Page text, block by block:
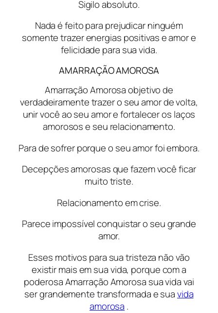
Sigilo absoluto.
Nada é feito para prejudicar ninguém
somente trazer energias positivas e amor e
felicidade para sua vida.
AMARRAÇÃO AMOROSA
Amarração Amorosa objetivo de
verdadeiramente trazer o seu amor de volta,
unir você ao seu amor e fortalecer os laços
amorosos e seu relacionamento.
Para de sofrer porque o seu amor foi embora.
Decepções amorosas que fazem você ficar
muito triste.
Relacionamento em crise.
Parece impossível conquistar o seu grande
amor.
Esses motivos para sua tristeza não vão
existir mais em sua vida, porque com a
poderosa Amarração Amorosa sua vida vai
ser grandemente transformada e suavida
amorosa .